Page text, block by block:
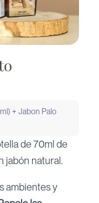
+ Jabon Palo
de 70ml de
jabón natural.
ambientes y